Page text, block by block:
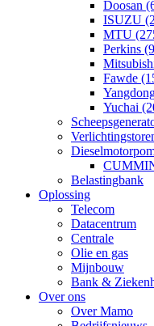
Doosan
ISUZU
MTU
Perkins
Fawde
Yuchai
Belastingbank
Oplossing
Telecom
Datacentrum
Centrale
Olie en gas
Mijnbouw
Bank &
Over ons
Over Mamo